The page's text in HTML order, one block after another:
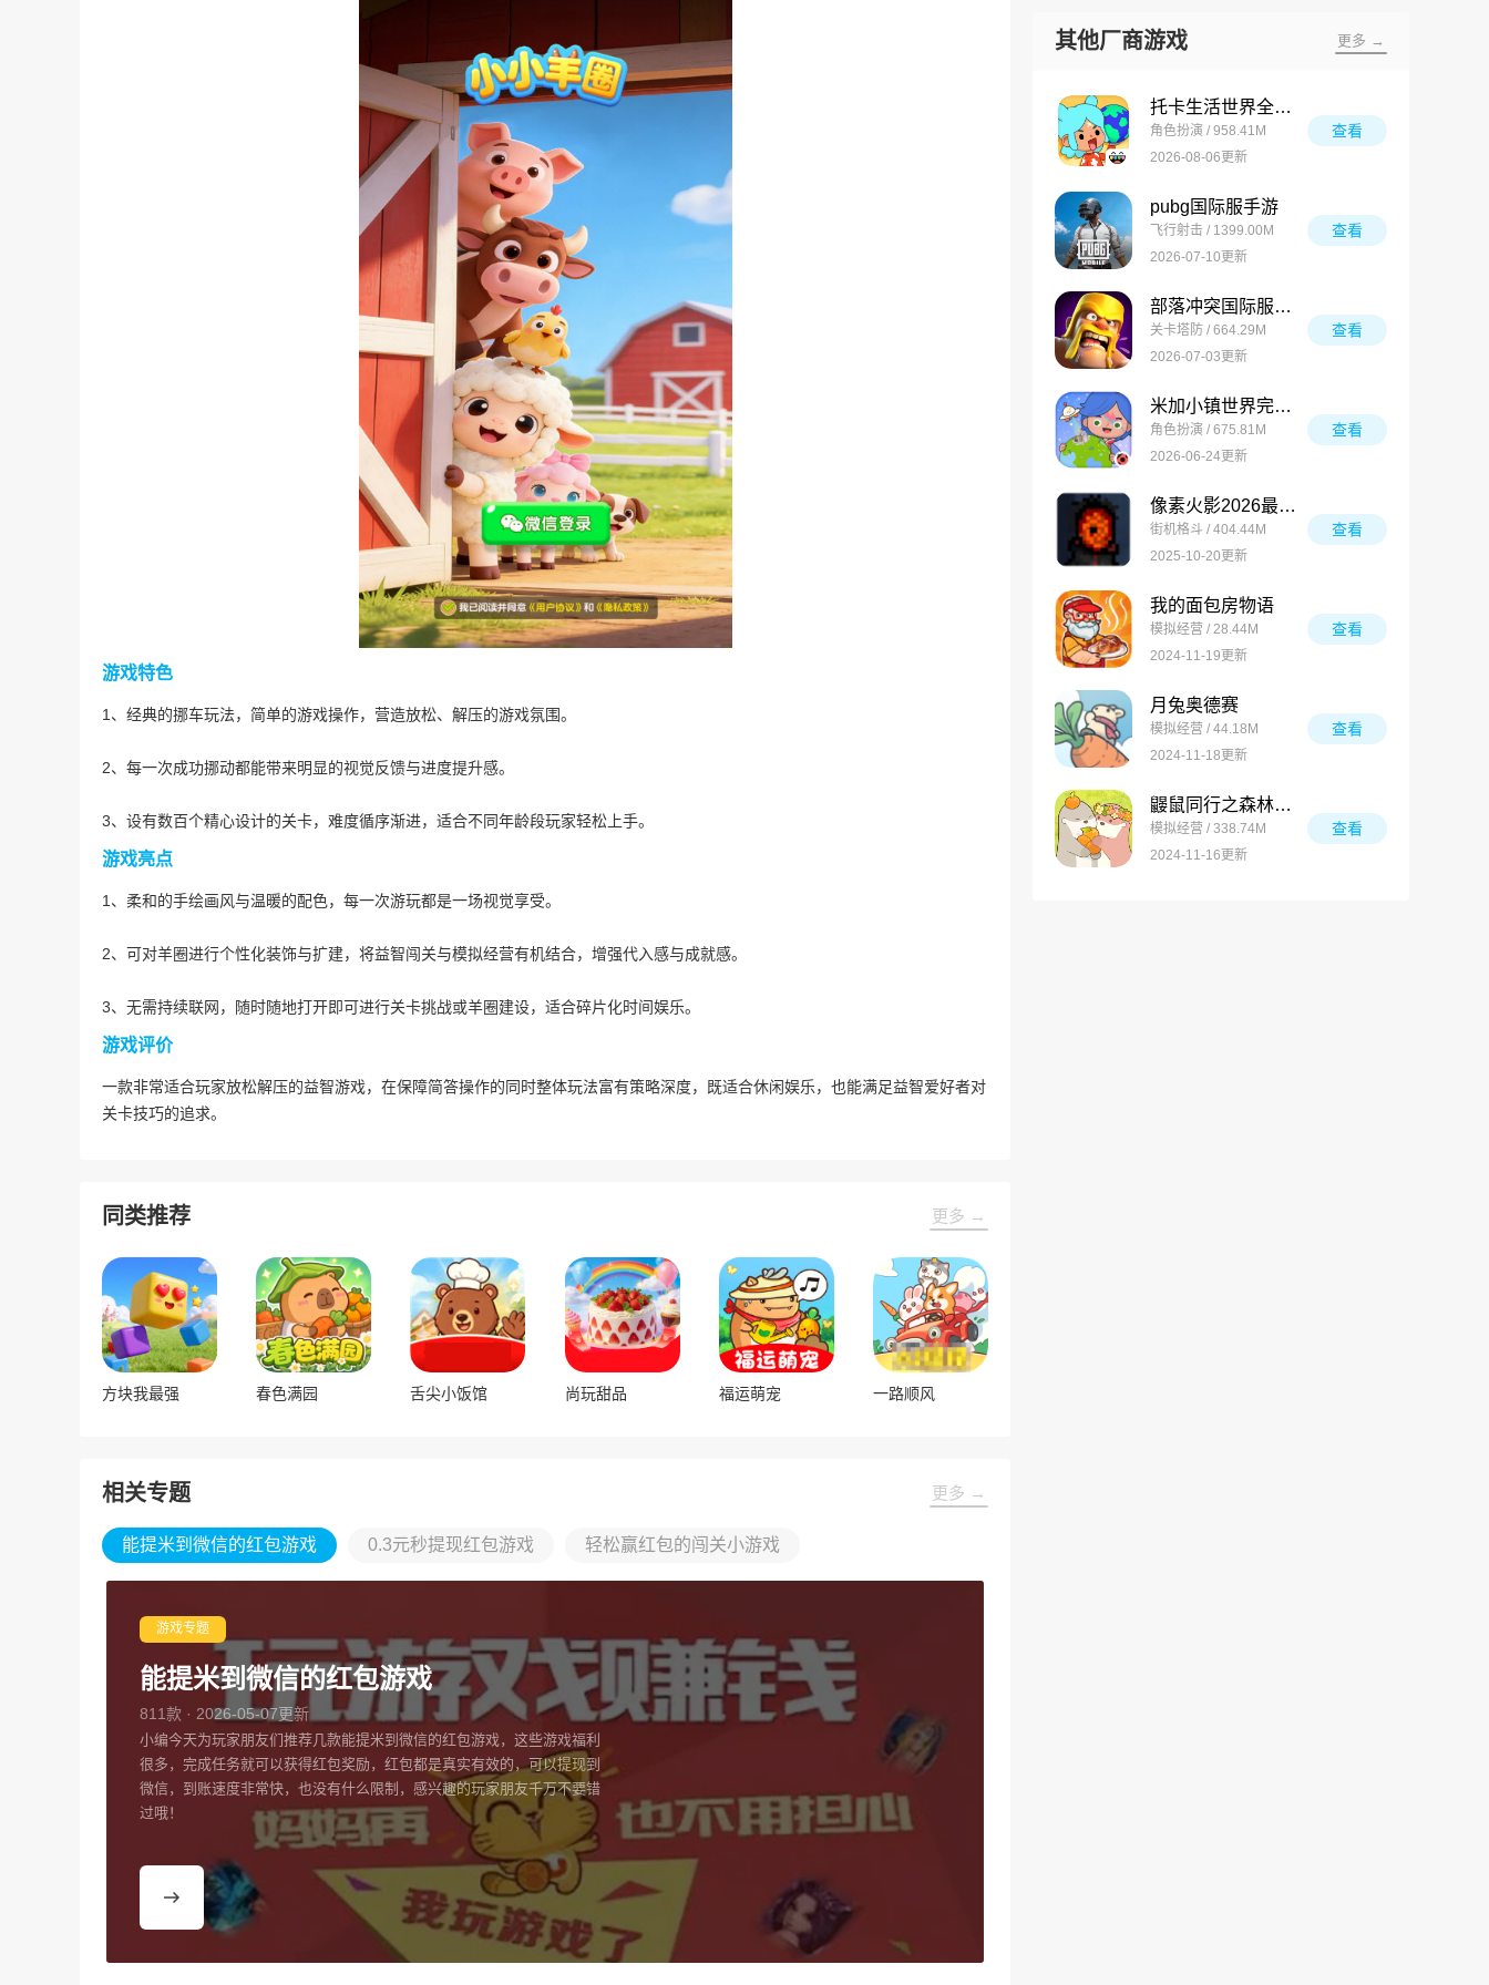
游戏特色
1、经典的挪车玩法，简单的游戏操作，营造放松、解压的游戏氛围。
2、每一次成功挪动都能带来明显的视觉反馈与进度提升感。
3、设有数百个精心设计的关卡，难度循序渐进，适合不同年龄段玩家轻松上手。
游戏亮点
1、柔和的手绘画风与温暖的配色，每一次游玩都是一场视觉享受。
2、可对羊圈进行个性化装饰与扩建，将益智闯关与模拟经营有机结合，增强代入感与成就感。
3、无需持续联网，随时随地打开即可进行关卡挑战或羊圈建设，适合碎片化时间娱乐。
游戏评价
一款非常适合玩家放松解压的益智游戏，在保障简答操作的同时整体玩法富有策略深度，既适合休闲娱乐，也能满足益智爱好者对
关卡技巧的追求。
同类推荐 更多 →
方块我最强 春色满园 舌尖小饭馆 尚玩甜品 福运萌宠 一路顺风
相关专题 更多 →
能提米到微信的红包游戏 0.3元秒提现红包游戏 轻松赢红包的闯关小游戏
游戏专题
能提米到微信的红包游戏
811款 · 2026-05-07更新
小编今天为玩家朋友们推荐几款能提米到微信的红包游戏，这些游戏福利
很多，完成任务就可以获得红包奖励，红包都是真实有效的，可以提现到
微信，到账速度非常快，也没有什么限制，感兴趣的玩家朋友千万不要错
过哦！
其他厂商游戏 更多 →
托卡生活世界全解锁版
角色扮演 / 958.41M
2026-08-06更新
查看
pubg国际服手游
飞行射击 / 1399.00M
2026-07-10更新
查看
部落冲突国际服最新版
关卡塔防 / 664.29M
2026-07-03更新
查看
米加小镇世界完整版
角色扮演 / 675.81M
2026-06-24更新
查看
像素火影2026最新版
街机格斗 / 404.44M
2025-10-20更新
查看
我的面包房物语
模拟经营 / 28.44M
2024-11-19更新
查看
月兔奥德赛
模拟经营 / 44.18M
2024-11-18更新
查看
鼹鼠同行之森林之家万圣节版
模拟经营 / 338.74M
2024-11-16更新
查看